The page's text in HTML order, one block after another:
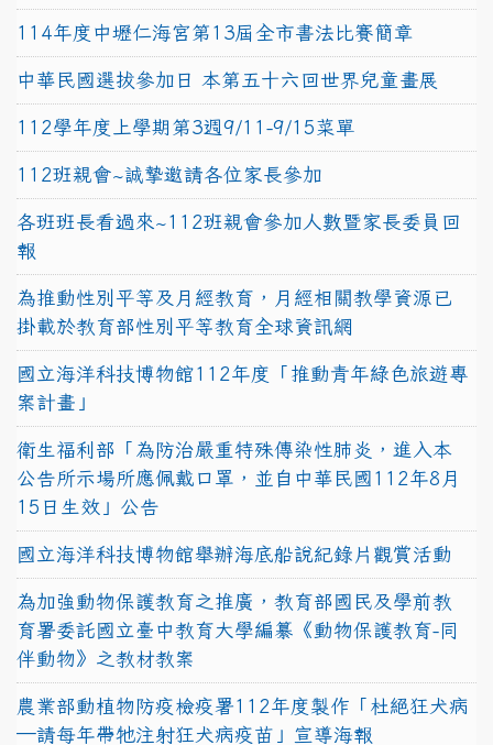
114年度中壢仁海宮第13屆全市書法比賽簡章
中華民國選拔參加日 本第五十六回世界兒童畫展
112學年度上學期第3週9/11-9/15菜單
112班親會~誠摯邀請各位家長參加
各班班長看過來~112班親會參加人數暨家長委員回
報
為推動性別平等及月經教育，月經相關教學資源已
掛載於教育部性別平等教育全球資訊網
國立海洋科技博物館112年度「推動青年綠色旅遊專
案計畫」
衛生福利部「為防治嚴重特殊傳染性肺炎，進入本
公告所示場所應佩戴口罩，並自中華民國112年8月
15日生效」公告
國立海洋科技博物館舉辦海底船說紀錄片觀賞活動
為加強動物保護教育之推廣，教育部國民及學前教
育署委託國立臺中教育大學編纂《動物保護教育-同
伴動物》之教材教案
農業部動植物防疫檢疫署112年度製作「杜絕狂犬病
—請每年帶牠注射狂犬病疫苗」宣導海報